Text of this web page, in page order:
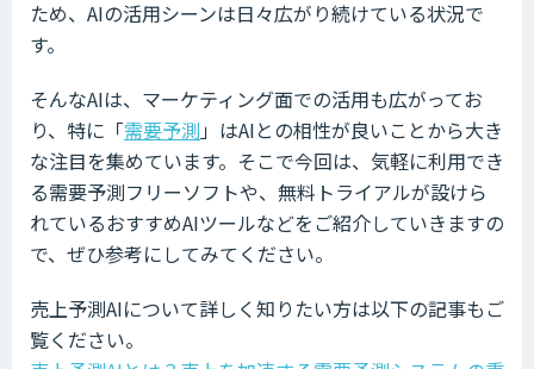
ため、AIの活用シーンは日々広がり続けている状況で
す。
そんなAIは、マーケティング面での活用も広がってお
り、特に「需要予測 」はAIとの相性が良いことから大き
な注目を集めています。そこで今回は、気軽に利用でき
る需要予測フリーソフトや、無料トライアルが設けら
れているおすすめAIツールなどをご紹介していきますの
で、ぜひ参考にしてみてください。
売上予測AIについて詳しく知りたい方は以下の記事もご
覧ください。